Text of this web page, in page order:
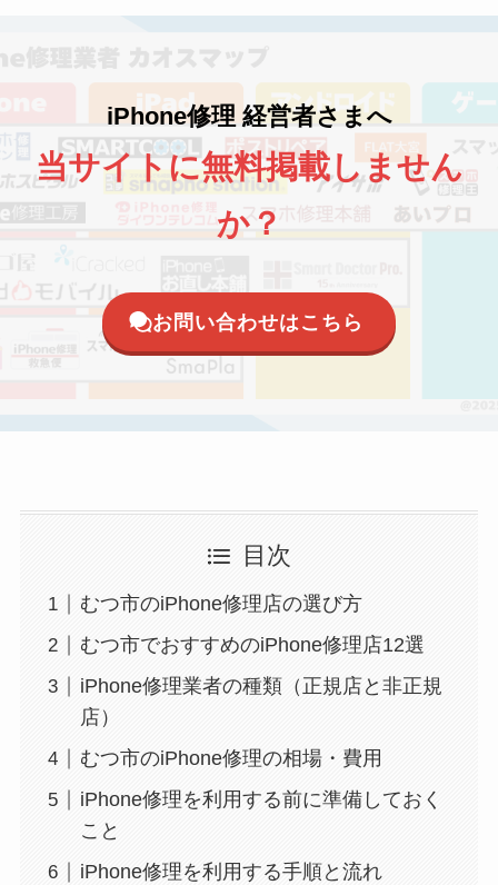
iPhone修理 経営者さまへ
当サイトに無料掲載しません
か？
お問い合わせはこちら
目次
むつ市のiPhone修理店の選び方
むつ市でおすすめのiPhone修理店12選
iPhone修理業者の種類（正規店と非正規
店）
むつ市のiPhone修理の相場・費用
iPhone修理を利用する前に準備しておく
こと
iPhone修理を利用する手順と流れ